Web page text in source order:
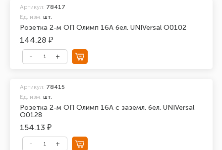
Розетка 2-м ОП Олимп 16А бел. UNIVersal О0102
Артикул: 78417
Ед. изм. шт.
144.28 ₽
Розетка 2-м ОП Олимп 16А с заземл. бел. UNIVersal
О0128
Артикул: 78415
Ед. изм. шт.
154.13 ₽